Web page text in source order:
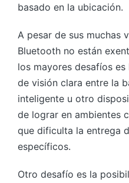
basado en la ubicación.
A pesar de sus muchas
Bluetooth no están
los mayores desafíos
de visión clara entre la
inteligente u otro
de lograr en ambientes
que dificulta la entrega
específicos.
Otro desafío es la